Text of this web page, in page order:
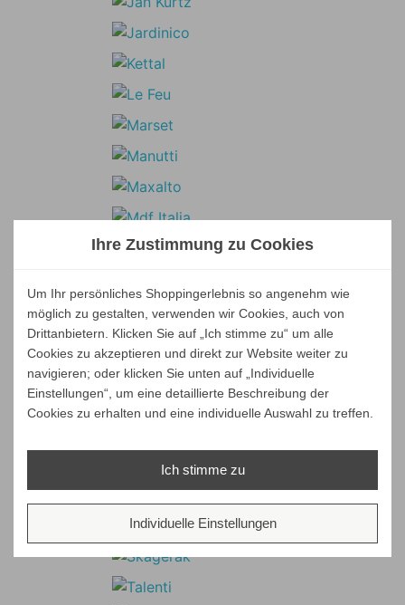
Ihre Zustimmung zu Cookies
Um Ihr persönliches Shoppingerlebnis so angenehm wie
möglich zu gestalten, verwenden wir Cookies, auch von
Drittanbietern. Klicken Sie auf „Ich stimme zu“ um alle
Cookies zu akzeptieren und direkt zur Website weiter zu
navigieren; oder klicken Sie unten auf „Individuelle
Einstellungen“, um eine detaillierte Beschreibung der
Cookies zu erhalten und eine individuelle Auswahl zu treffen.
Ich stimme zu
Individuelle Einstellungen